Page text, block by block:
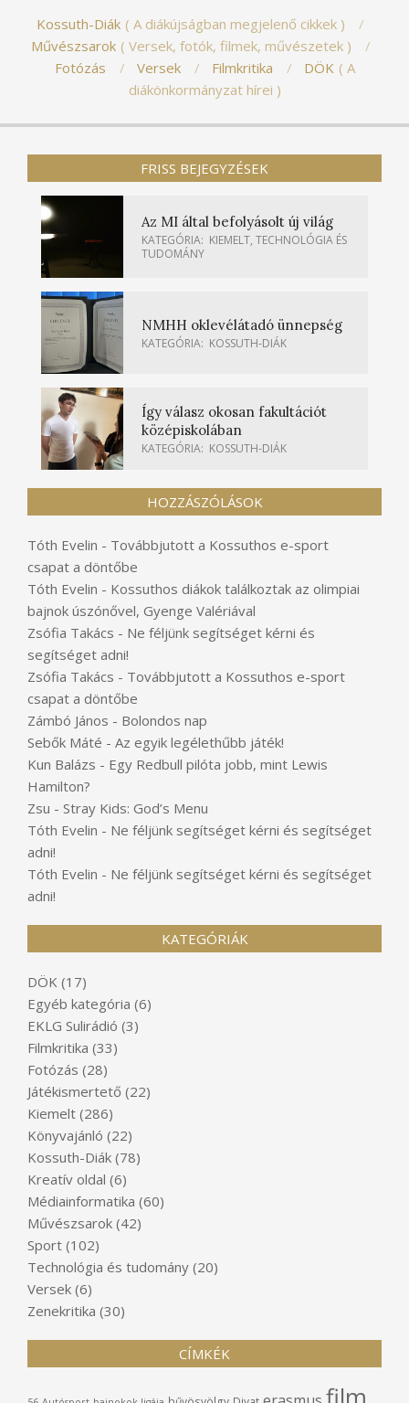
Kossuth-Diák
A diákújságban megjelenő cikkek
Művészsarok
Versek, fotók, filmek, művészetek
Fotózás
Versek Filmkritika DÖK
A
diákönkormányzat hírei
FRISS BEJEGYZÉSEK
Az MI által befolyásolt új világ
KATEGÓRIA: KIEMELT, TECHNOLÓGIA ÉS
TUDOMÁNY
NMHH oklevélátadó ünnepség
KATEGÓRIA: KOSSUTH-DIÁK
Így válasz okosan fakultációt
középiskolában
KATEGÓRIA: KOSSUTH-DIÁK
HOZZÁSZÓLÁSOK
Tóth Evelin - Továbbjutott a Kossuthos e-sport
csapat a döntőbe
Tóth Evelin - Kossuthos diákok találkoztak az olimpiai
bajnok úszónővel, Gyenge Valériával
Zsófia Takács - Ne féljünk segítséget kérni és
segítséget adni!
Zsófia Takács - Továbbjutott a Kossuthos e-sport
csapat a döntőbe
Zámbó János - Bolondos nap
Sebők Máté - Az egyik legélethűbb játék!
Kun Balázs - Egy Redbull pilóta jobb, mint Lewis
Hamilton?
Zsu - Stray Kids: God’s Menu
Tóth Evelin - Ne féljünk segítséget kérni és segítséget
adni!
Tóth Evelin - Ne féljünk segítséget kérni és segítséget
adni!
KATEGÓRIÁK
DÖK (17)
Egyéb kategória (6)
EKLG Sulirádió (3)
Filmkritika (33)
Fotózás (28)
Játékismertető (22)
Kiemelt (286)
Könyvajánló (22)
Kossuth-Diák (78)
Kreatív oldal (6)
Médiainformatika (60)
Művészsarok (42)
Sport (102)
Technológia és tudomány (20)
Versek (6)
Zenekritika (30)
CÍMKÉK